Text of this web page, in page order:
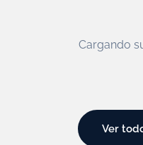
Cargando
Ver